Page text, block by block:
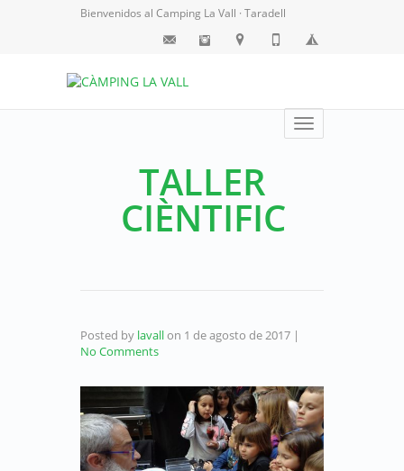
Bienvenidos al Camping La Vall · Taradell
Toggle
navigation
TALLER
CIÈNTIFIC
Posted by lavallon 1 de agosto de 2017 |
No Comments